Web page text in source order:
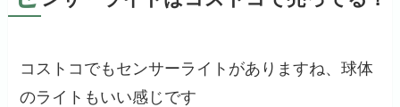
コストコでもセンサーライトがありますね、球体
のライトもいい感じです